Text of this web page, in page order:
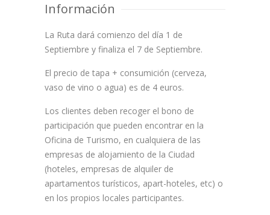
Información
La Ruta dará comienzo del día 1 de
Septiembre y finaliza el 7 de Septiembre.
El precio de tapa + consumición (cerveza,
vaso de vino o agua) es de 4 euros.
Los clientes deben recoger el bono de
participación que pueden encontrar en la
Oficina de Turismo, en cualquiera de las
empresas de alojamiento de la Ciudad
(hoteles, empresas de alquiler de
apartamentos turísticos, apart-hoteles, etc) o
en los propios locales participantes.